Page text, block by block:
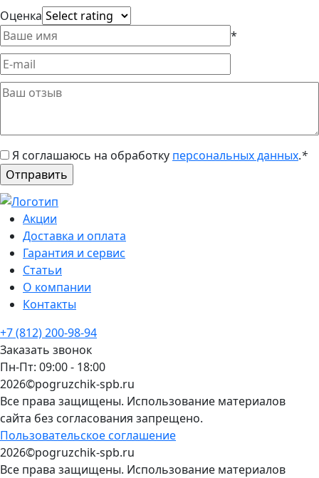
Оценка
*
Я соглашаюсь на обработку персональных данных.*
Акции
Доставка и оплата
Гарантия и сервис
Статьи
О компании
Контакты
+7 (812) 200-98-94
Заказать звонок
Пн-Пт: 09:00 - 18:00
2026©pogruzchik-spb.ru
Все права защищены. Использование материалов
сайта без согласования запрещено.
Пользовательское соглашение
2026©pogruzchik-spb.ru
Все права защищены. Использование материалов